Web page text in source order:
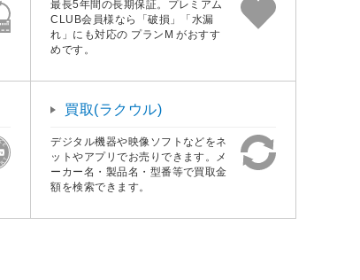
最長5年間の長期保証。プレミアム
CLUB会員様なら「破損」「水漏
れ」にも対応の プランM がおすす
めです。
買取(ラクウル)
デジタル機器や映像ソフトなどをネ
ットやアプリでお売りできます。メ
ーカー名・製品名・型番等で買取金
額を検索できます。